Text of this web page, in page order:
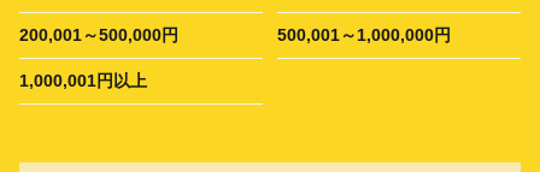
200,001～500,000円 500,001～1,000,000円
1,000,001円以上